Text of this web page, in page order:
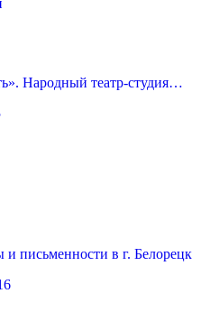
Народный театр-студия…
и письменности в г. Белорецк